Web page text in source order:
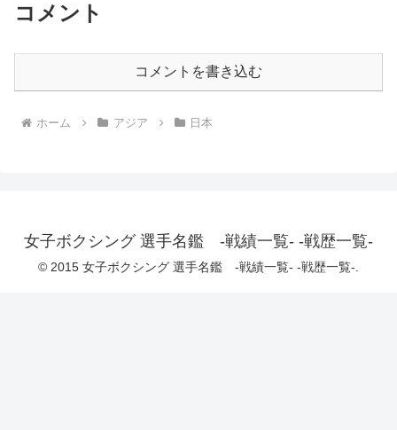
コメント
コメントを書き込む
ホーム アジア 日本
女子ボクシング 選手名鑑 -戦績一覧- -戦歴一覧-
© 2015 女子ボクシング 選手名鑑 -戦績一覧- -戦歴一覧-.